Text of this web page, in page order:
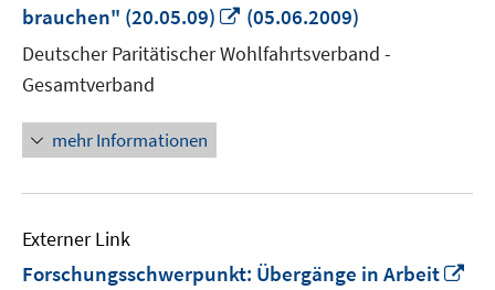
brauchen" (20.05.09)
In
neuem
Fenster
(05.06.2009)
Deutscher Paritätischer Wohlfahrtsverband -
Gesamtverband
mehr Informationen
Externer Link
Forschungsschwerpunkt: Übergänge in Arbeit